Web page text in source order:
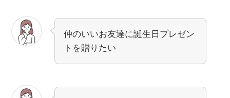
仲のいいお友達に誕生日プレゼン
トを贈りたい